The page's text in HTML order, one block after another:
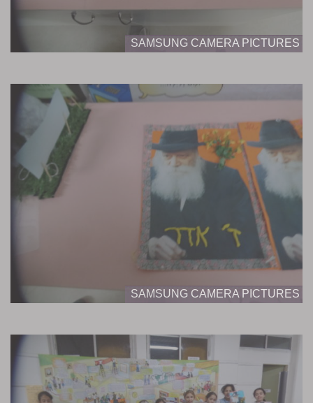
SAMSUNG CAMERA PICTURES
SAMSUNG CAMERA PICTURES